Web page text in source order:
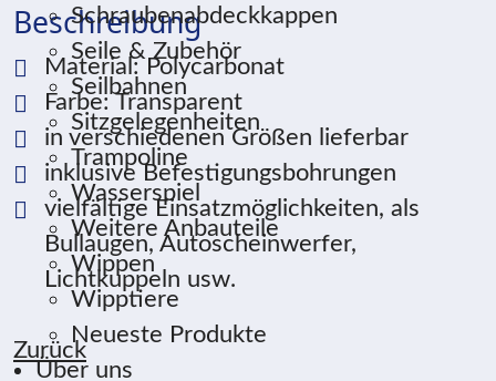
Schraubenabdeckkappen
Seile & Zubehör
Seilbahnen
Sitzgelegenheiten
Trampoline
Wasserspiel
Weitere Anbauteile
Wippen
Wipptiere
Neueste Produkte
Über uns
Beschreibung
Material: Polycarbonat
Farbe: Transparent
in verschiedenen Größen lieferbar
inklusive Befestigungsbohrungen
vielfältige Einsatzmöglichkeiten, als
Bullaugen, Autoscheinwerfer,
Lichtkuppeln usw.
Zurück